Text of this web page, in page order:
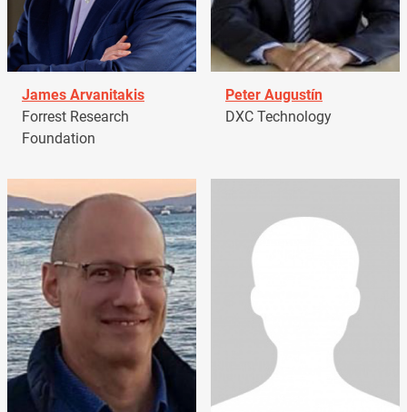
James Arvanitakis
Forrest Research
Foundation
Peter Augustín
DXC Technology